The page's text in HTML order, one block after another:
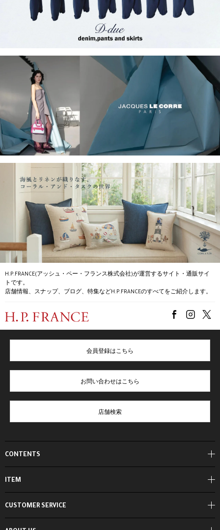
H.P.FRANCE(アッシュ・ペー・フランス株式会社)が運営するサイト・通販サイ
トです。
店舗情報、スナップ、ブログ、特集などH.P.FRANCEのすべてをご紹介します。
CONTENTS
ITEM
会員登録はこちら
お問い合わせはこちら
店舗検索
CUSTOMER SERVICE